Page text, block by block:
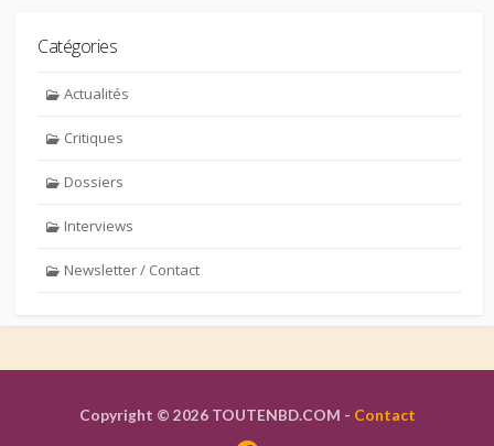
Catégories
Actualités
Critiques
Dossiers
Interviews
Newsletter / Contact
Copyright © 2026 TOUTENBD.COM - Contact